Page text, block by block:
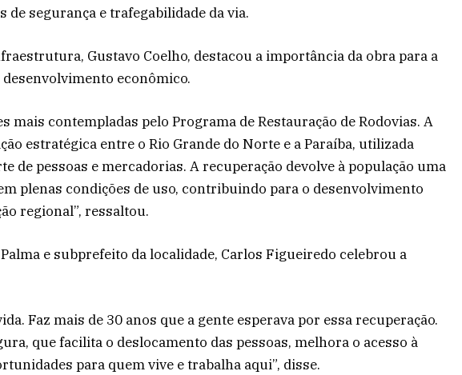
de segurança e trafegabilidade da via.
Gustavo Coelho, destacou a importância da obra para a
econômico.
mais contempladas pelo Programa de Restauração de Rodovias. A
estratégica entre o Rio Grande do Norte e a Paraíba, utilizada
de pessoas e mercadorias. A recuperação devolve à população uma
plenas condições de uso, contribuindo para o desenvolvimento
regional”, ressaltou.
e subprefeito da localidade, Carlos Figueiredo celebrou a
Faz mais de 30 anos que a gente esperava por essa recuperação.
que facilita o deslocamento das pessoas, melhora o acesso à
para quem vive e trabalha aqui”, disse.